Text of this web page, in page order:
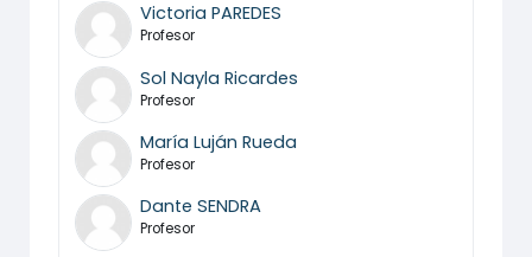
Victoria PAREDES
Profesor
Sol Nayla Ricardes
Profesor
María Luján Rueda
Profesor
Dante SENDRA
Profesor